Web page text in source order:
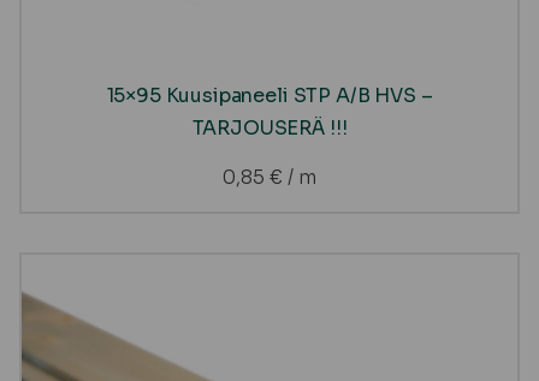
15×95 Kuusipaneeli STP A/B HVS –
TARJOUSERÄ !!!
0,85 € / m